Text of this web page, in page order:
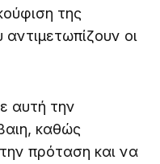
της
οι
αυτή την
καθώς
πρόταση και να